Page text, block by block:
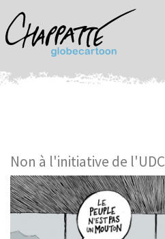
Non à l'initiative de l'UDC